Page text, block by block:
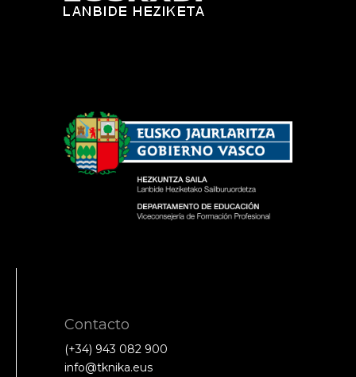
Contacto
(+34) 943 082 900
info@tknika.eus